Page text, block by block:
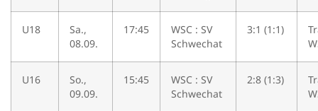
U18
Sa.,
08.09.
17:45
WSC : SV
Schwechat
3:1 (1:1)
U16
So.,
09.09.
15:45
WSC : SV
Schwechat
2:8 (1:3)